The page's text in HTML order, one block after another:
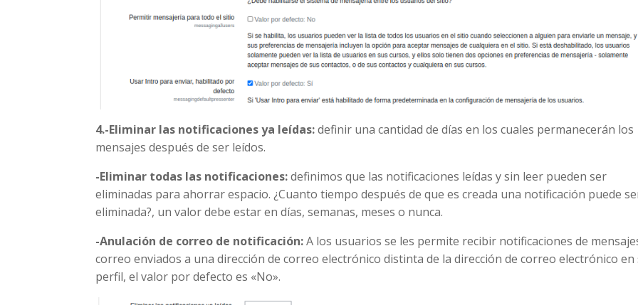
4.-Eliminar las notificaciones ya leídas:definir una cantidad de días en los cuales permanecerán los
mensajes después de ser leídos.
-Eliminar todas las notificaciones:definimos que las notificaciones leídas y sin leer pueden ser
eliminadas para ahorrar espacio. ¿Cuanto tiempo después de que es creada una notificación puede
eliminada?, un valor debe estar en días, semanas, meses o nunca.
-Anulación de correo de notificación:A los usuarios se les permite recibir notificaciones de
correo enviados a una dirección de correo electrónico distinta de la dirección de correo electrónico en
perfil, el valor por defecto es «No».